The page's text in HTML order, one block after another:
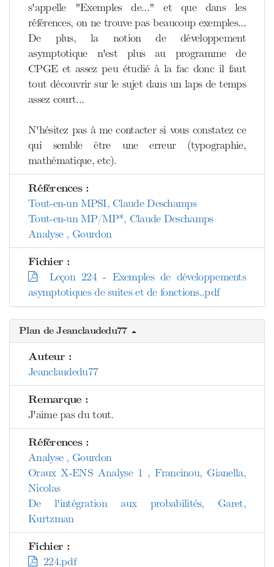
s'appelle "Exemples de..." et que dans les
références, on ne trouve pas beaucoup exemples...
De plus, la notion de développement
asymptotique n'est plus au programme de
CPGE et assez peu étudié à la fac donc il faut
tout découvrir sur le sujet dans un laps de temps
assez court...
N'hésitez pas à me contacter si vous constatez ce
qui semble être une erreur (typographie,
mathématique, etc).
Références :
Tout-en-un MPSI, Claude Deschamps
Tout-en-un MP/MP*, Claude Deschamps
Analyse , Gourdon
Fichier :
Leçon 224 - Exemples de développements
asymptotiques de suites et de fonctions..pdf
Plan de Jeanclaudedu77
Auteur :
Jeanclaudedu77
Remarque :
J'aime pas du tout.
Références :
Analyse , Gourdon
Oraux X-ENS Analyse 1 , Francinou, Gianella,
Nicolas
De l'intégration aux probabilités, Garet,
Kurtzman
Fichier :
224.pdf